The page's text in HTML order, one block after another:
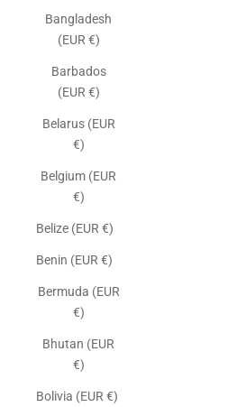
Bangladesh
(EUR €)
Barbados
(EUR €)
Belarus (EUR
€)
Belgium (EUR
€)
Belize (EUR €)
Benin (EUR €)
Bermuda (EUR
€)
Bhutan (EUR
€)
Bolivia (EUR €)